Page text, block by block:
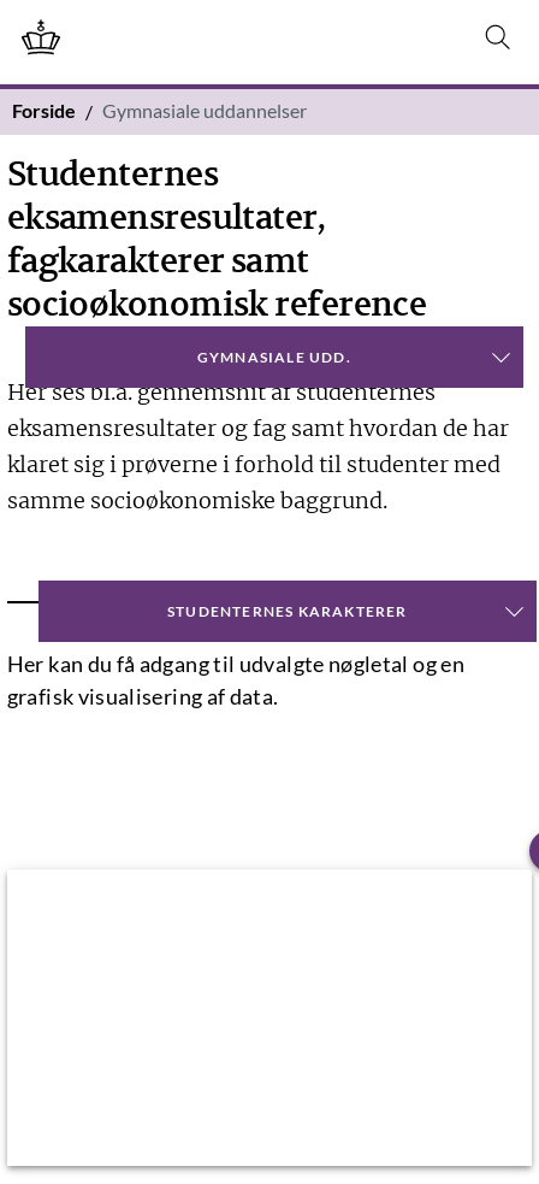
Forside Gymnasiale uddannelser
Studenternes
eksamensresultater,
fagkarakterer samt
socioøkonomisk reference
GYMNASIALE UDD.
Her ses bl.a. gennemsnit af studenternes
eksamensresultater og fag samt hvordan de har
klaret sig i prøverne i forhold til studenter med
samme socioøkonomiske baggrund.
NØGLETAL
Her kan du få adgang til udvalgte nøgletal og en
grafisk visualisering af data.
STUDENTERNES KARAKTERER